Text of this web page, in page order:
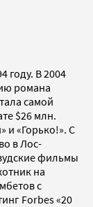
году. В 2004
романа
самой
$26 млн.
и «Горько!». С
в Лос-
фильмы
на
с
Forbes «20